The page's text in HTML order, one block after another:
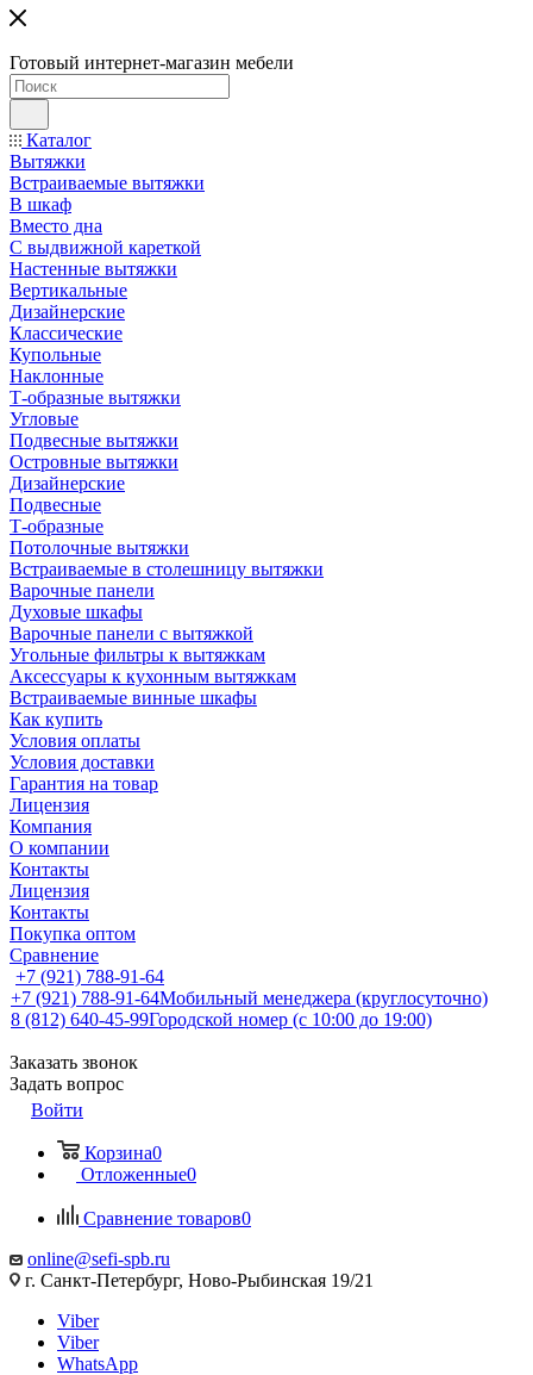
Готовый интернет-магазин мебели
Каталог
Вытяжки
Встраиваемые вытяжки
В шкаф
Вместо дна
С выдвижной кареткой
Настенные вытяжки
Вертикальные
Дизайнерские
Классические
Купольные
Наклонные
Т-образные вытяжки
Угловые
Подвесные вытяжки
Островные вытяжки
Дизайнерские
Подвесные
Т-образные
Потолочные вытяжки
Встраиваемые в столешницу вытяжки
Варочные панели
Духовые шкафы
Варочные панели с вытяжкой
Угольные фильтры к вытяжкам
Аксессуары к кухонным вытяжкам
Встраиваемые винные шкафы
Как купить
Условия оплаты
Условия доставки
Гарантия на товар
Лицензия
Компания
О компании
Контакты
Лицензия
Контакты
Покупка оптом
Сравнение
+7 (921) 788-91-64
+7 (921) 788-91-64Мобильный менеджера (круглосуточно)
8 (812) 640-45-99Городской номер (с 10:00 до 19:00)
Заказать звонок
Задать вопрос
Войти
Корзина0
Отложенные0
Сравнение товаров0
online@sefi-spb.ru
г. Санкт-Петербург, Ново-Рыбинская 19/21
Viber
Viber
WhatsApp